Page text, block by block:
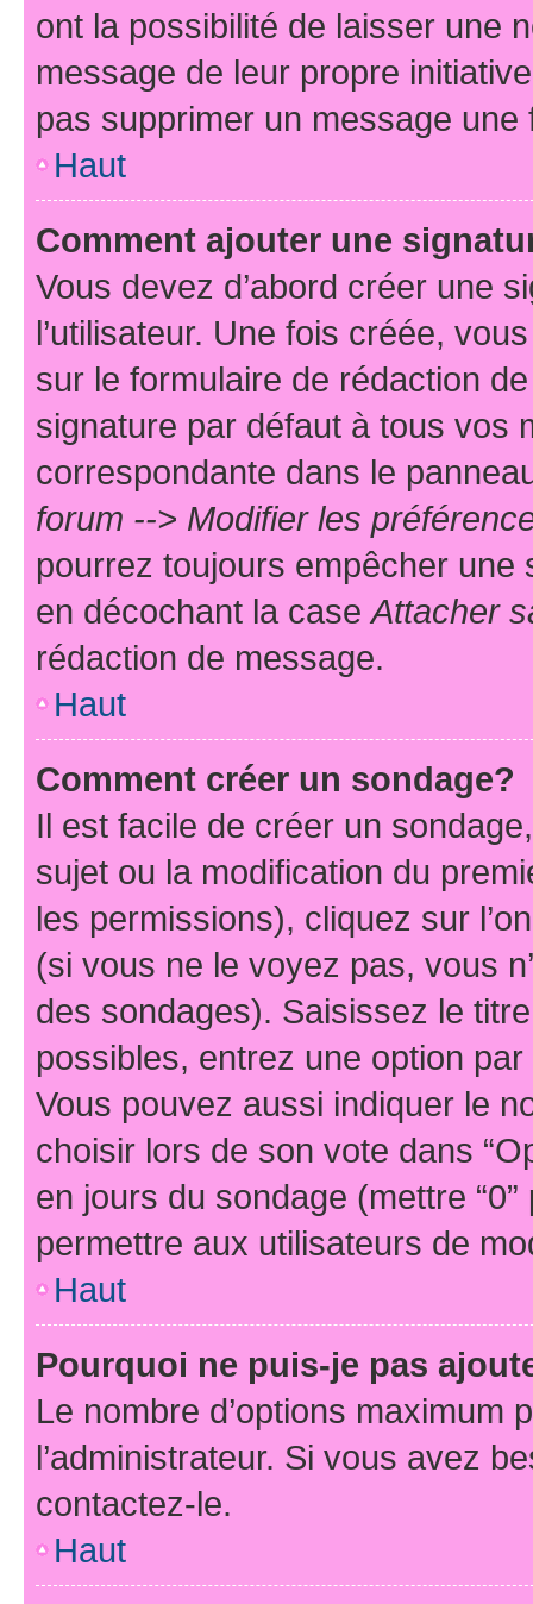
ont la possibilité de laisser une
message de leur propre
pas supprimer un message une
Haut
Comment ajouter une
Vous devez d’abord créer une
l’utilisateur. Une fois créée,
sur le formulaire de rédaction
signature par défaut à tous vos
correspondante dans le
forum --> Modifier les
pourrez toujours empêcher une
en décochant la caseAttacher
rédaction de message.
Haut
Comment créer un sondage?
Il est facile de créer un
sujet ou la modification du
les permissions), cliquez sur
(si vous ne le voyez pas, vous
des sondages). Saisissez le
possibles, entrez une option
Vous pouvez aussi indiquer le
choisir lors de son vote dans
en jours du sondage (mettre
permettre aux utilisateurs de
Haut
Pourquoi ne puis-je pas
Le nombre d’options maximum
l’administrateur. Si vous avez
contactez-le.
Haut